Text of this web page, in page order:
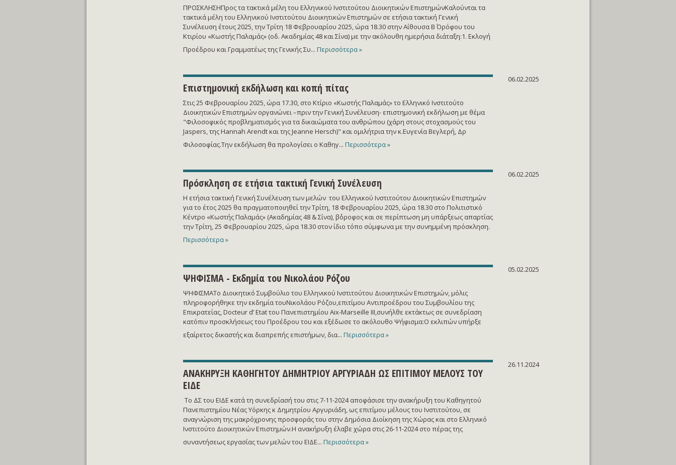
ΠΡΟΣΚΛΗΣΗΠρος τα τακτικά μέλη του Ελληνικού Ινστιτούτου Διοικητικών ΕπιστημώνΚαλούνται τα
τακτικά μέλη του Ελληνικού Ινστιτούτου Διοικητικών Επιστημών σε ετήσια τακτική Γενική
Συνέλευση έτους 2025, την Τρίτη 18 Φεβρουαρίου 2025, ώρα 18.30 στην Αίθουσα Β΄ Ορόφου του
Κτιρίου «Κωστής Παλαμάς» (οδ. Ακαδημίας 48 και Σίνα) με την ακόλουθη ημερήσια διάταξη:1. Εκλογή
Προέδρου και Γραμματέως της Γενικής Συ... Περισσότερα »
Επιστημονική εκδήλωση και κοπή πίτας
Στις 25 Φεβρουαρίου 2025, ώρα 17.30, στο Κτίριο «Κωστής Παλαμάς» το Ελληνικό Ινστιτούτο
Διοικητικών Επιστημών οργανώνει –πριν την Γενική Συνέλευση- επιστημονική εκδήλωση με θέμα
"Φιλοσοφικός προβληματισμός για τα δικαιώματα του ανθρώπου (χάρη στους στοχασμούς του
Jaspers, της Hannah Arendt και της Jeanne Hersch)" και ομιλήτρια την κ.Ευγενία Βεγλερή, Δρ
Φιλοσοφίας.Την εκδήλωση θα προλογίσει ο Καθηγ... Περισσότερα »
06.02.2025
Πρόσκληση σε ετήσια τακτική Γενική Συνέλευση
Η ετήσια τακτική Γενική Συνέλευση των μελών του Ελληνικού Ινστιτούτου Διοικητικών Επιστημών
για το έτος 2025 θα πραγματοποιηθεί την Τρίτη, 18 Φεβρουαρίου 2025, ώρα 18.30 στο Πολιτιστικό
Κέντρο «Κωστής Παλαμάς» (Ακαδημίας 48 & Σίνα), β΄΄όροφος και σε περίπτωση μη υπάρξεως απαρτίας
την Τρίτη, 25 Φεβρουαρίου 2025, ώρα 18.30 στον ίδιο τόπο σύμφωνα με την συνημμένη πρόσκληση.
Περισσότερα »
06.02.2025
ΨΗΦΙΣΜΑ - Εκδημία του Νικολάου Ρόζου
ΨΗΦΙΣΜΑΤο Διοικητικό Συμβούλιο του Ελληνικού Ινστιτούτου Διοικητικών Επιστημών, μόλις
πληροφορήθηκε την εκδημία τουΝικολάου Ρόζου,επιτίμου Αντιπροέδρου του Συμβουλίου της
Επικρατείας, Docteur d’ Etat του Πανεπιστημίου Aix-Marseille III,συνήλθε εκτάκτως σε συνεδρίαση
κατόπιν προσκλήσεως του Προέδρου του και εξέδωσε το ακόλουθο Ψήφισμα:Ο εκλιπών υπήρξε
εξαίρετος δικαστής και διαπρεπής επιστήμων, δια... Περισσότερα »
05.02.2025
ΑΝΑΚΗΡΥΞΗ ΚΑΘΗΓΗΤΟΥ ΔΗΜΗΤΡΙΟΥ ΑΡΓΥΡΙΑΔΗ ΩΣ ΕΠΙΤΙΜΟΥ ΜΕΛΟΥΣ ΤΟΥ
ΕΙΔΕ
Το ΔΣ του ΕΙΔΕ κατά τη συνεδρίασή του στις 7-11-2024 αποφάσισε την ανακήρυξη του Καθηγητού
Πανεπιστημίου Νέας Υόρκης κ Δημητρίου Αργυριάδη, ως επιτίμου μέλους του Ινστιτούτου, σε
αναγνώριση της μακρόχρονης προσφοράς του στην Δημόσια Διοίκηση της Χώρας και στο Ελληνικό
Ινστιτούτο Διοικητικών Επιστημών.Η ανακήρυξη έλαβε χώρα στις 26-11-2024 στο πέρας της
συναντήσεως εργασίας των μελών του ΕΙΔΕ... Περισσότερα »
26.11.2024